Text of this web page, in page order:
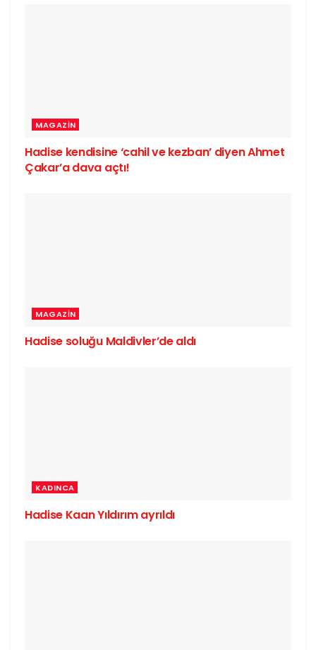
MAGAZIN
Hadise kendisine ‘cahil ve kezban’ diyen Ahmet
Çakar’a dava açtı!
MAGAZIN
Hadise soluğu Maldivler’de aldı
KADINCA
Hadise Kaan Yıldırım ayrıldı